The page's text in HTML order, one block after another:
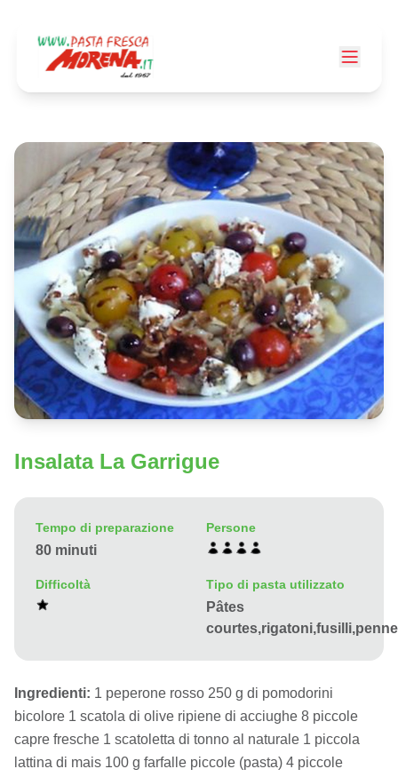
Insalata La Garrigue
Tempo di preparazione
80 minuti
Persone
Difficoltà Tipo di pasta utilizzato
Pâtes
courtes,rigatoni,fusilli,penne
Ingredienti: 1 peperone rosso 250 g di pomodorini
bicolore 1 scatola di olive ripiene di acciughe 8 piccole
capre fresche 1 scatoletta di tonno al naturale 1 piccola
lattina di mais 100 g farfalle piccole (pasta) 4 piccole